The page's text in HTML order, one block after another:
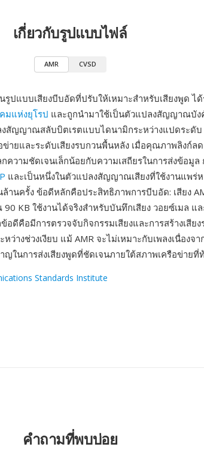
เกี่ยวกับรูปแบบไฟล์
AMR CVSD
รูปแบบเสียงบีบอัดที่ปรับให้เหมาะสำหรับเสียงพูด ไ
มแห่งยุโรป และถูกนำมาใช้เป็นตัวแปลงสัญญาณบัง
งสัญญาณสลับบิตเรตแบบไดนามิกระหว่างแปดระดั
ายและระดับเสียงรบกวนพื้นหลัง เมื่อคุณภาพลิงก์ลด
ความชัดเจนเล็กน้อยกับความเสถียรในการส่งข้อมูล
และเป็นหนึ่งในตัวแปลงสัญญาณเสียงที่ใช้งานแพร่
านครั้ง ข้อดีหลักคือประสิทธิภาพการบีบอัด: เสียง
KB ใช้งานได้จริงสำหรับบันทึกเสียง วอยซ์เมล แ
ดีคือมีการตรวจจับกิจกรรมเสียงและการสร้างเสีย
ว่างช่วงเงียบ แม้ AMR จะไม่เหมาะกับเพลงเนื่องจ
ในการส่งเสียงพูดที่ชัดเจนภายใต้สภาพเครือข่ายที่
Standards Institute
คำถามที่พบบ่อย